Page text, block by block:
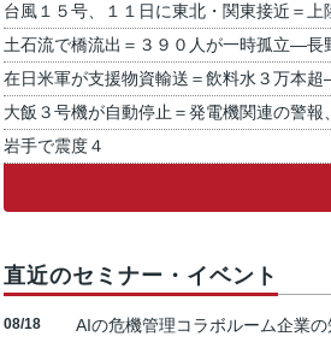
台風１５号、１１日に東北・関東接近＝
土石流で橋流出＝３９０人が一時孤立―長
在日米軍が支援物資輸送＝飲料水３万本
大飯３号機が自動停止＝発電機関連の警
岩手で震度４
直近のセミナー・イベント
08/18 AIの危機管理コラボルーム企業